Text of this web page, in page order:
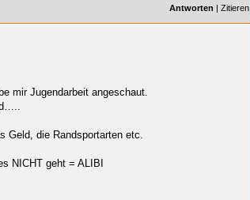
Antworten | Zitieren
mir Jugendarbeit angeschaut.
Geld, die Randsportarten etc.
NICHT geht = ALIBI